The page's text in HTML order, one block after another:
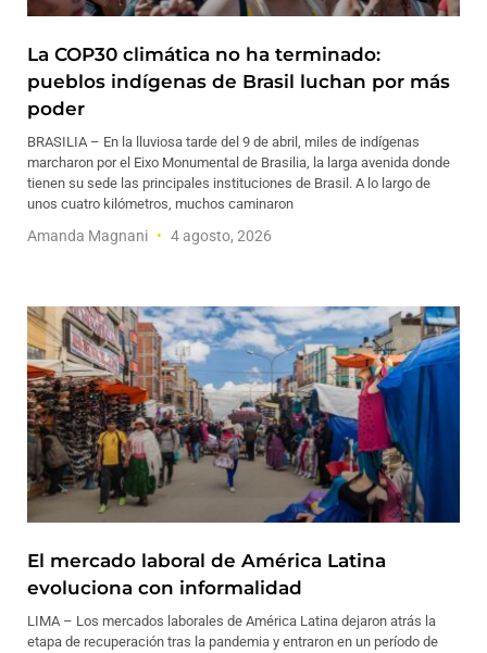
La COP30 climática no ha terminado:
pueblos indígenas de Brasil luchan por más
poder
BRASILIA – En la lluviosa tarde del 9 de abril, miles de indígenas
marcharon por el Eixo Monumental de Brasilia, la larga avenida donde
tienen su sede las principales instituciones de Brasil. A lo largo de
unos cuatro kilómetros, muchos caminaron
Amanda Magnani 4 agosto, 2026
El mercado laboral de América Latina
evoluciona con informalidad
LIMA – Los mercados laborales de América Latina dejaron atrás la
etapa de recuperación tras la pandemia y entraron en un período de